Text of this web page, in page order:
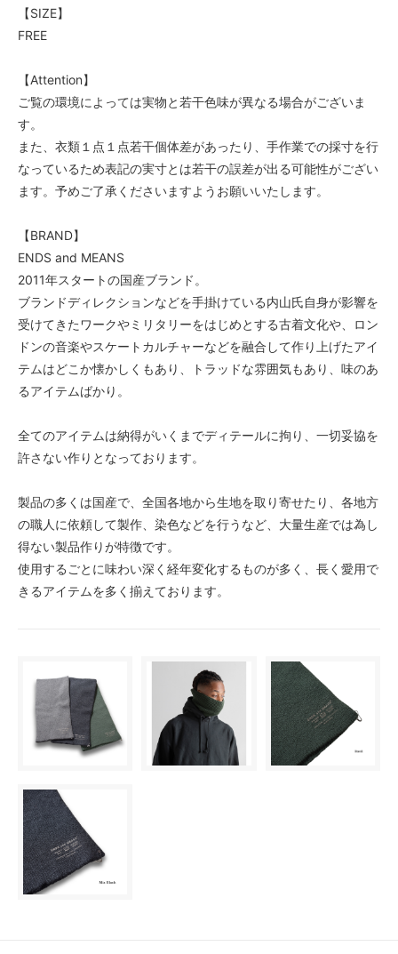
【SIZE】
FREE
【Attention】
ご覧の環境によっては実物と若干色味が異なる場合がございま
す。
また、衣類１点１点若干個体差があったり、手作業での採寸を行
なっているため表記の実寸とは若干の誤差が出る可能性がござい
ます。予めご了承くださいますようお願いいたします。
【BRAND】
ENDS and MEANS
2011年スタートの国産ブランド。
ブランドディレクションなどを手掛けている内山氏自身が影響を
受けてきたワークやミリタリーをはじめとする古着文化や、ロン
ドンの音楽やスケートカルチャーなどを融合して作り上げたアイ
テムはどこか懐かしくもあり、トラッドな雰囲気もあり、味のあ
るアイテムばかり。
全てのアイテムは納得がいくまでディテールに拘り、一切妥協を
許さない作りとなっております。
製品の多くは国産で、全国各地から生地を取り寄せたり、各地方
の職人に依頼して製作、染色などを行うなど、大量生産では為し
得ない製品作りが特徴です。
使用するごとに味わい深く経年変化するものが多く、長く愛用で
きるアイテムを多く揃えております。